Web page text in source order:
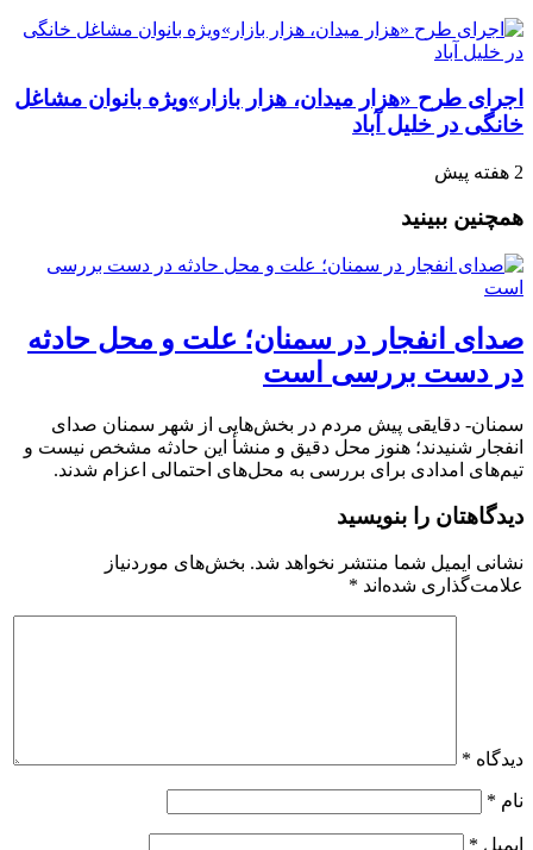
اجرای طرح «هزار میدان، هزار بازار»ویژه بانوان مشاغل
خانگی در خلیل آباد
2 هفته پیش
همچنین ببینید
صدای انفجار در سمنان؛ علت و محل حادثه
در دست بررسی است
سمنان- دقایقی پیش مردم در بخش‌هایی از شهر سمنان صدای
انفجار شنیدند؛ هنوز محل دقیق و منشأ این حادثه مشخص نیست و
تیم‌های امدادی برای بررسی به محل‌های احتمالی اعزام شدند.
دیدگاهتان را بنویسید
نشانی ایمیل شما منتشر نخواهد شد. بخش‌های موردنیاز
علامت‌گذاری شده‌اند *
دیدگاه *
نام *
ایمیل *